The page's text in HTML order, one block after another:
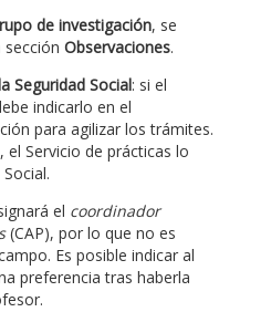
de investigación, se
sección Observaciones.
Seguridad Social: si el
indicarlo en el
para agilizar los trámites.
el Servicio de prácticas lo
el coordinador
(CAP), por lo que no es
Es posible indicar al
preferencia tras haberla